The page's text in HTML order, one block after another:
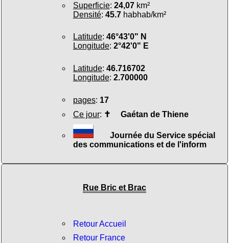
Superficie: 24,07km²
Densité: 45.7habhab/km²
Latitude: 46°43'0" N
Longitude: 2°42'0" E
Latitude: 46.716702
Longitude: 2.700000
pages: 17
Ce jour: ✝ Gaétan de Thiene
Journée du Service spécial
des communications et de l'inform
Rue Bric et Brac
Retour Accueil
Retour France